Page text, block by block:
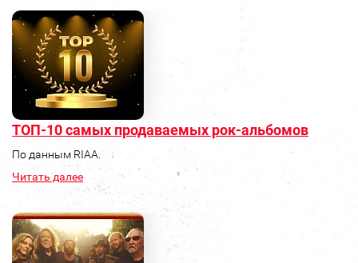
ТОП-10 самых продаваемых рок-альбомов
По данным RIAA.
Читать далее